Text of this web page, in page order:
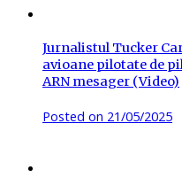
Jurnalistul Tucker
avioane pilotate de
ARN mesager (Video)
Posted on 21/05/2025